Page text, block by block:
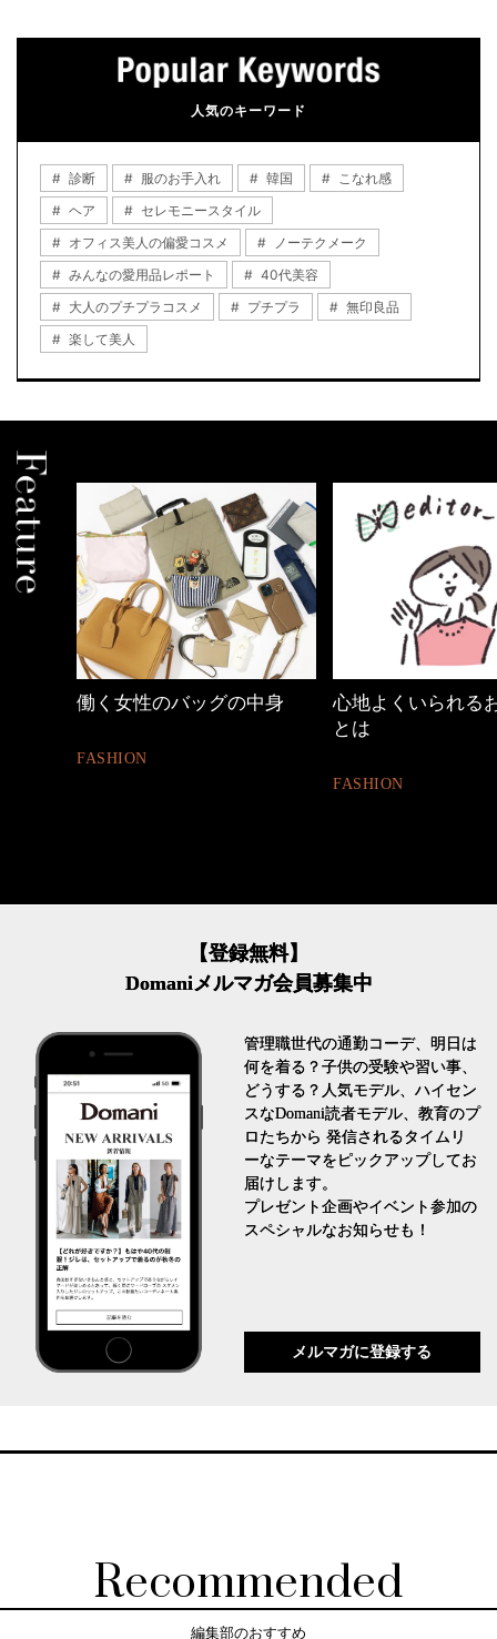
人気のキーワード
診断 服のお手入れ 韓国
こなれ感
ヘア
セレモニースタイル
オフィス美人の偏愛コスメ
ノーテクメーク
みんなの愛用品レポート
40代美容
大人のプチプラコスメ
プチプラ
無印良品
楽して美人
働く女性のバッグの中身
FASHION
心地よくいられる
とは
FASHION
【登録無料】
Domaniメルマガ会員募集中
管理職世代の通勤コーデ、明日は
何を着る？子供の受験や習い事、
どうする？人気モデル、ハイセン
スなDomani読者モデル、教育のプ
ロたちから 発信されるタイムリ
ーなテーマをピックアップしてお
届けします。
プレゼント企画やイベント参加の
スペシャルなお知らせも！
メルマガに登録する
Recommended
編集部のおすすめ